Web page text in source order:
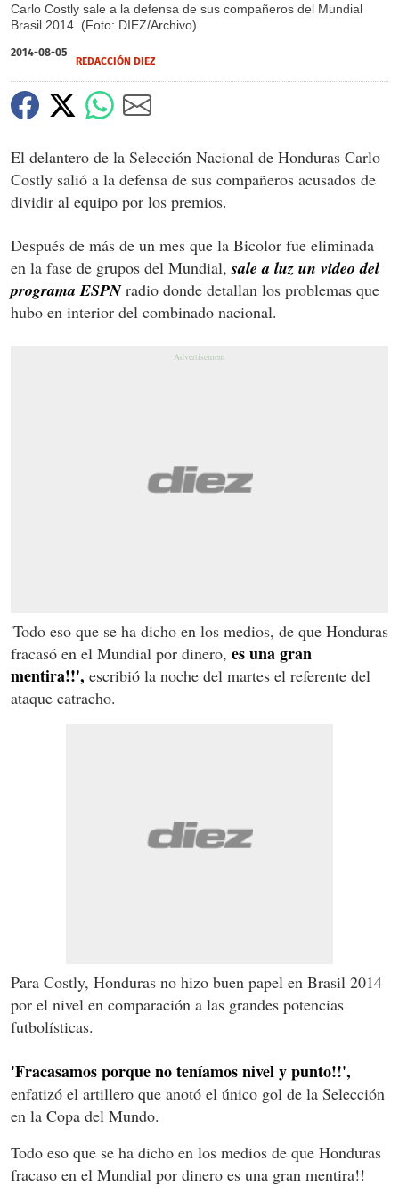
Carlo Costly sale a la defensa de sus compañeros del Mundial
Brasil 2014. (Foto: DIEZ/Archivo)
2014-08-05
REDACCIÓN DIEZ
El delantero de la Selección Nacional de Honduras Carlo
Costly salió a la defensa de sus compañeros acusados de
dividir al equipo por los premios.
Después de más de un mes que la Bicolor fue eliminada
en la fase de grupos del Mundial,sale a luz un video del
programa ESPN radio donde detallan los problemas que
hubo en interior del combinado nacional.
'Todo eso que se ha dicho en los medios, de que Honduras
fracasó en el Mundial por dinero, es una gran
mentira!!', escribió la noche del martes el referente del
ataque catracho.
Para Costly, Honduras no hizo buen papel en Brasil 2014
por el nivel en comparación a las grandes potencias
futbolísticas.
'Fracasamos porque no teníamos nivel y punto!!',
enfatizó el artillero que anotó el único gol de la Selección
en la Copa del Mundo.
Todo eso que se ha dicho en los medios de que Honduras
fracaso en el Mundial por dinero es una gran mentira!!